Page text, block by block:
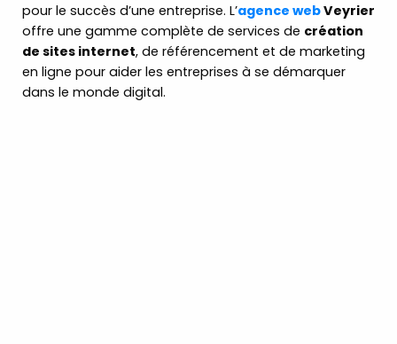
pour le succès d’une entreprise. L’agence webVeyrier
offre une gamme complète de services de création
de sites internet, de référencement et de marketing
en ligne pour aider les entreprises à se démarquer
dans le monde digital.